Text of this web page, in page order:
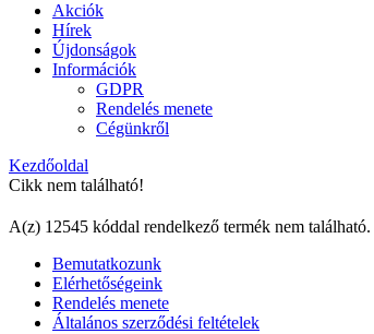
Akciók
Hírek
Újdonságok
Információk
GDPR
Rendelés menete
Cégünkről
Kezdőoldal
Cikk nem található!
A(z) 12545 kóddal rendelkező termék nem
Bemutatkozunk
Elérhetőségeink
Rendelés menete
Általános szerződési feltételek